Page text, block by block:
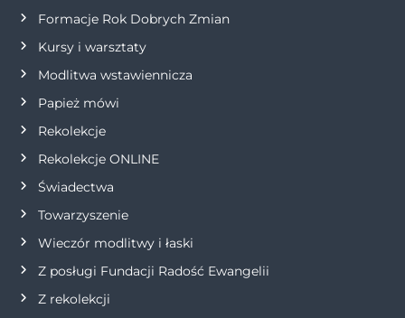
Formacje Rok Dobrych Zmian
Kursy i warsztaty
Modlitwa wstawiennicza
Papież mówi
Rekolekcje
Rekolekcje ONLINE
Świadectwa
Towarzyszenie
Wieczór modlitwy i łaski
Z posługi Fundacji Radość Ewangelii
Z rekolekcji